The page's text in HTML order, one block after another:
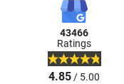
43466
Ratings
4.85/ 5.00